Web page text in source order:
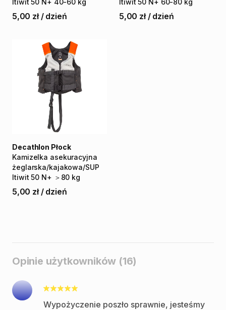
Itiwit 50 N+ 40-60 kg
5,00 zł / dzień
Itiwit 50 N+ 60-80 kg
5,00 zł / dzień
Kamizelka asekuracyjna
żeglarska​/​kajakowa​/​SUP
Itiwit 50 N+ ＞80 kg
Decathlon Płock
5,00 zł / dzień
Opinie użytkowników (16)
Wypożyczenie poszło sprawnie, jesteśmy